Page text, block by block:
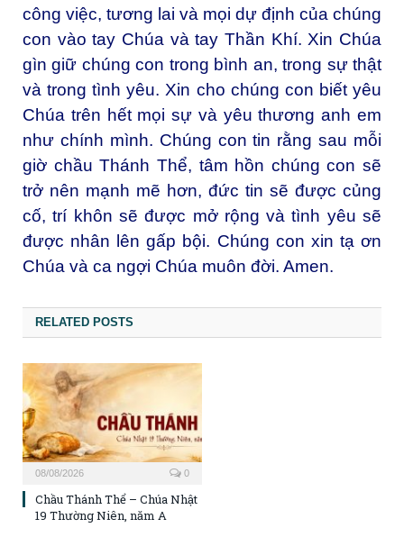
công việc, tương lai và mọi dự định của chúng
con vào tay Chúa và tay Thần Khí. Xin Chúa
gìn giữ chúng con trong bình an, trong sự thật
và trong tình yêu. Xin cho chúng con biết yêu
Chúa trên hết mọi sự và yêu thương anh em
như chính mình. Chúng con tin rằng sau mỗi
giờ chầu Thánh Thể, tâm hồn chúng con sẽ
trở nên mạnh mẽ hơn, đức tin sẽ được củng
cố, trí khôn sẽ được mở rộng và tình yêu sẽ
được nhân lên gấp bội. Chúng con xin tạ ơn
Chúa và ca ngợi Chúa muôn đời. Amen.
RELATED POSTS
08/08/2026 0
Chầu Thánh Thể – Chúa Nhật
19 Thường Niên, năm A